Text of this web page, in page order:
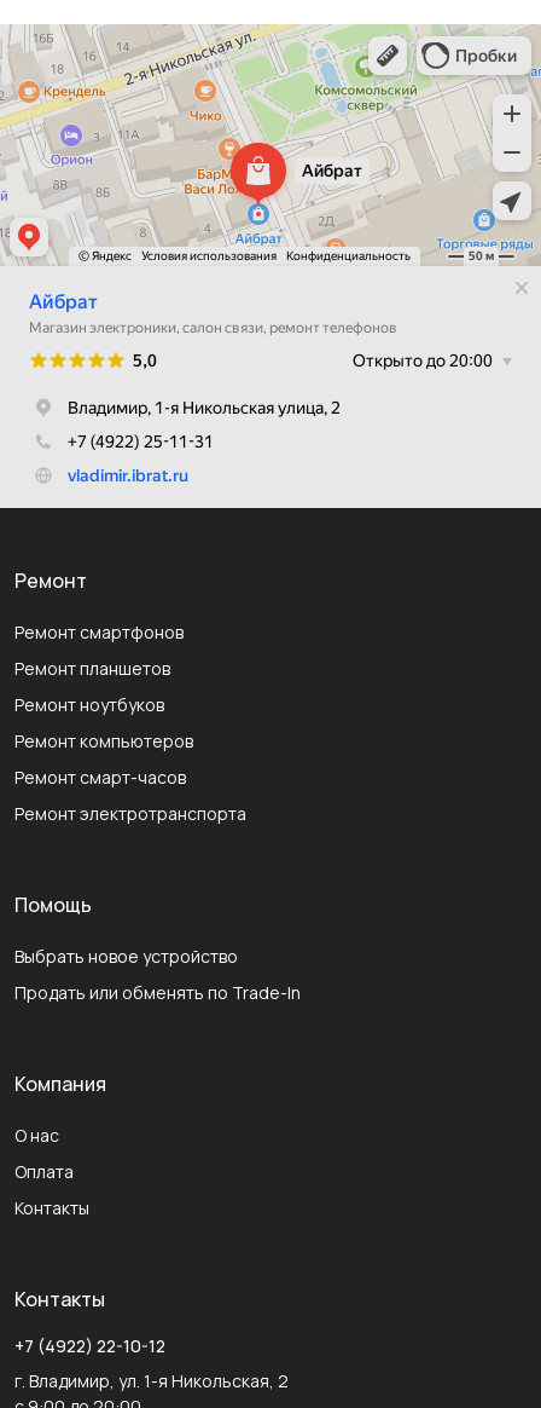
Ремонт
Ремонт смартфонов
Ремонт планшетов
Ремонт ноутбуков
Ремонт компьютеров
Ремонт смарт-часов
Ремонт электротранспорта
Помощь
Выбрать новое устройство
Продать или обменять по Trade-In
Компания
О нас
Оплата
Контакты
Контакты
+7 (4922) 22-10-12
г. Владимир, ул. 1-я Никольская, 2